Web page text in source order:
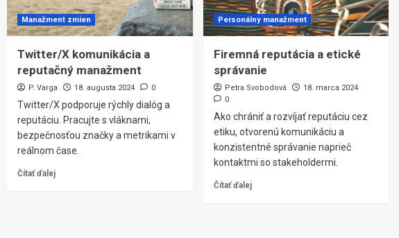
Manažment zmien
Twitter/X komunikácia a
reputačný manažment
P. Varga 18. augusta 2024 0
Twitter/X podporuje rýchly dialóg a
reputáciu. Pracujte s vláknami,
bezpečnosťou značky a metrikami v
reálnom čase.
Čítať ďalej
Personálny manažment
Firemná reputácia a etické
správanie
Petra Svobodová
18. marca 2024
0
Ako chrániť a rozvíjať reputáciu cez
etiku, otvorenú komunikáciu a
konzistentné správanie naprieč
kontaktmi so stakeholdermi.
Čítať ďalej